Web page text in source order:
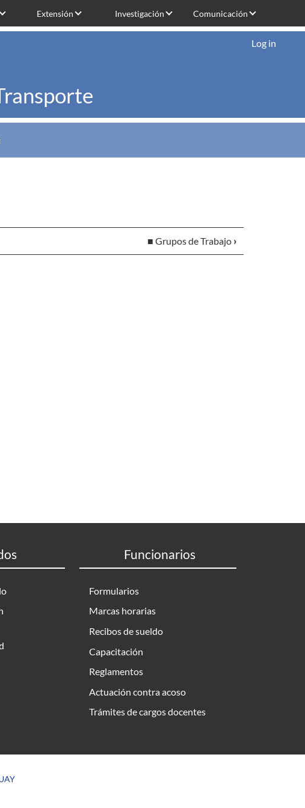
Extensión Investigación Comunicación
Log in
■ Grupos de Trabajo ›
Funcionarios
Formularios
Marcas horarias
Recibos de sueldo
Capacitación
Reglamentos
Actuación contra acoso
Trámites de cargos docentes